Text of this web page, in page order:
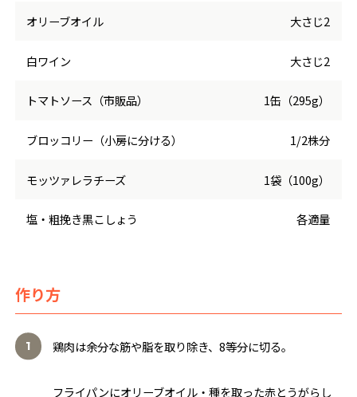
オリーブオイル 大さじ2
白ワイン 大さじ2
トマトソース（市販品） 1缶（295g）
ブロッコリー（小房に分ける） 1/2株分
モッツァレラチーズ 1袋（100g）
塩・粗挽き黒こしょう 各適量
作り方
鶏肉は余分な筋や脂を取り除き、8等分に切る。
フライパンにオリーブオイル・種を取った赤とうがらし